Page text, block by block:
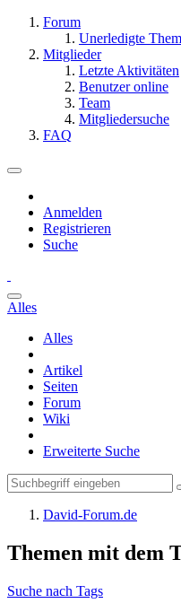
Forum
Unerledigte
Mitglieder
Letzte Aktivitäten
Benutzer online
Team
Mitgliedersuche
FAQ
Anmelden
Registrieren
Suche
Alles
Alles
Artikel
Seiten
Forum
Wiki
Erweiterte Suche
David-Forum.de
Themen mit dem
Suche nach Tags